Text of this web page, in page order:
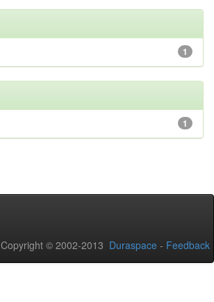
1
1
Copyright © 2002-2013 Duraspace - Feedback